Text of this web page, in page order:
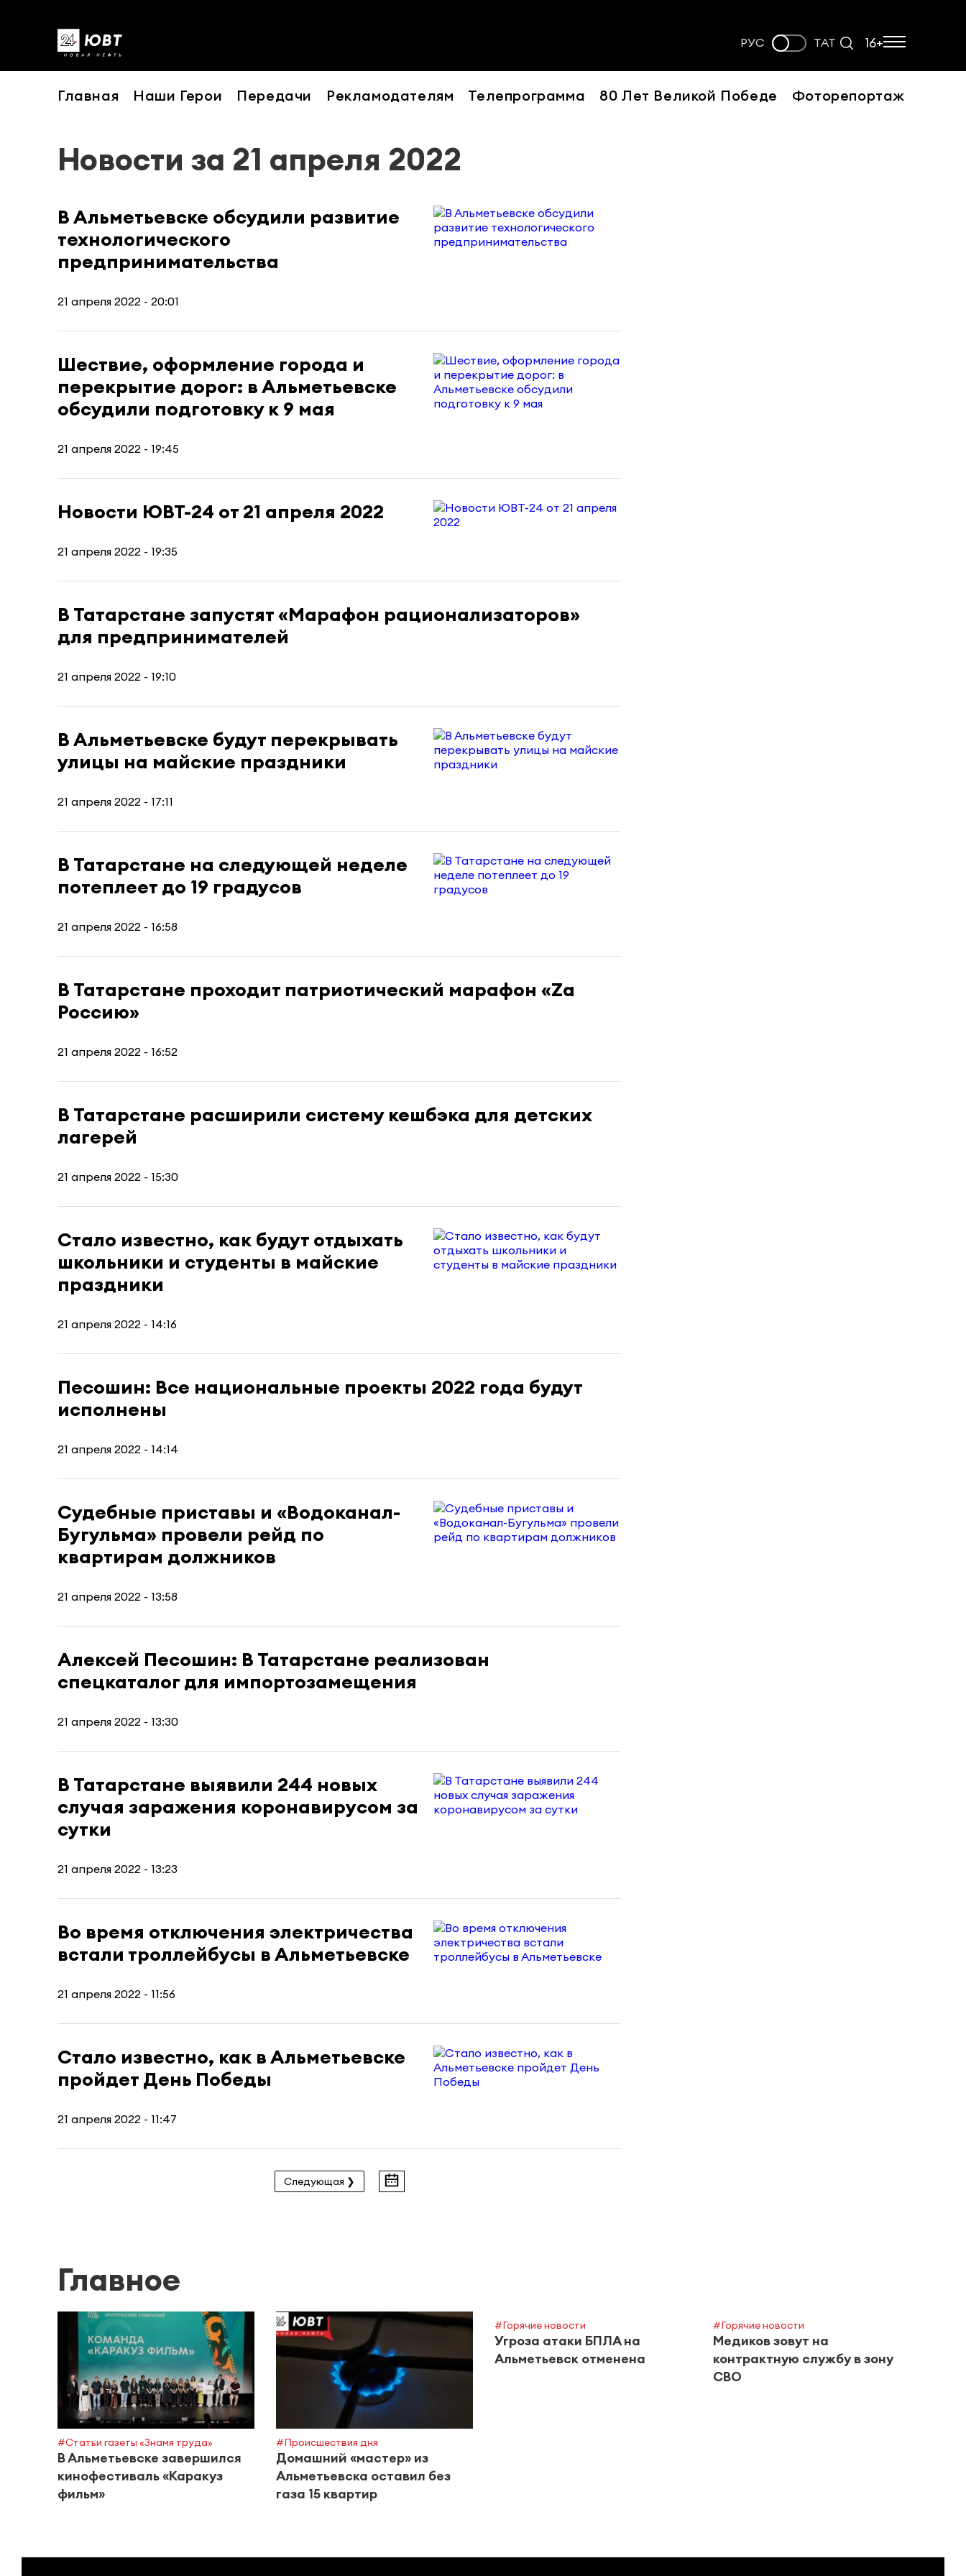
РУС ТАТ 16+
Главная Наши Герои Передачи Рекламодателям Телепрограмма 80 Лет Великой Победе Фоторепортаж
Новости за 21 апреля 2022
В Альметьевске обсудили развитие
технологического
предпринимательства
21 апреля 2022 - 20:01
Шествие, оформление города и
перекрытие дорог: в Альметьевске
обсудили подготовку к 9 мая
21 апреля 2022 - 19:45
Новости ЮВТ-24 от 21 апреля 2022
21 апреля 2022 - 19:35
В Татарстане запустят «Марафон рационализаторов»
для предпринимателей
21 апреля 2022 - 19:10
В Альметьевске будут перекрывать
улицы на майские праздники
21 апреля 2022 - 17:11
В Татарстане на следующей неделе
потеплеет до 19 градусов
21 апреля 2022 - 16:58
В Татарстане проходит патриотический марафон «Zа
Россию»
21 апреля 2022 - 16:52
В Татарстане расширили систему кешбэка для детских
лагерей
21 апреля 2022 - 15:30
Стало известно, как будут отдыхать
школьники и студенты в майские
праздники
21 апреля 2022 - 14:16
Песошин: Все национальные проекты 2022 года будут
исполнены
21 апреля 2022 - 14:14
Судебные приставы и «Водоканал-
Бугульма» провели рейд по
квартирам должников
21 апреля 2022 - 13:58
Алексей Песошин: В Татарстане реализован
спецкаталог для импортозамещения
21 апреля 2022 - 13:30
В Татарстане выявили 244 новых
случая заражения коронавирусом за
сутки
21 апреля 2022 - 13:23
Во время отключения электричества
встали троллейбусы в Альметьевске
21 апреля 2022 - 11:56
Стало известно, как в Альметьевске
пройдет День Победы
21 апреля 2022 - 11:47
Следующая ❯
Главное
#Статьи газеты «Знамя труда»
В Альметьевске завершился
кинофестиваль «Каракуз
фильм»
#Происшествия дня
Домашний «мастер» из
Альметьевска оставил без
газа 15 квартир
#Горячие новости
Угроза атаки БПЛА на
Альметьевск отменена
#Горячие новости
Медиков зовут на
контрактную службу в зону
СВО